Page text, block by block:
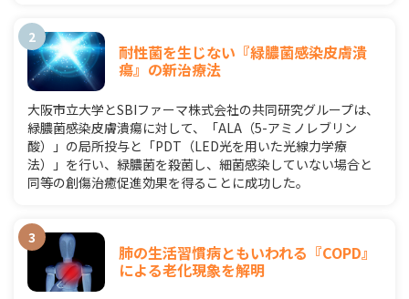
耐性菌を生じない『緑膿菌感染皮膚潰
瘍』の新治療法
大阪市立大学とSBIファーマ株式会社の共同研究グループは、
緑膿菌感染皮膚潰瘍に対して、「ALA（5-アミノレブリン
酸）」の局所投与と「PDT（LED光を用いた光線力学療
法）」を行い、緑膿菌を殺菌し、細菌感染していない場合と
同等の創傷治癒促進効果を得ることに成功した。
肺の生活習慣病ともいわれる『COPD』
による老化現象を解明